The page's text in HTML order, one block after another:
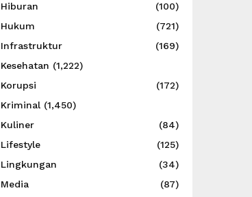
Hiburan
(100)
Hukum
(721)
Infrastruktur
(169)
Kesehatan (1,222)
Korupsi
(172)
Kriminal (1,450)
Kuliner
(84)
Lifestyle
(125)
Lingkungan
(34)
Media
(87)